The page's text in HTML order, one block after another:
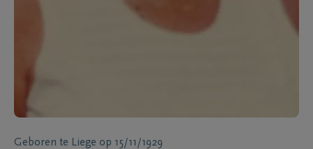
Geboren te Liege op 15/11/1929